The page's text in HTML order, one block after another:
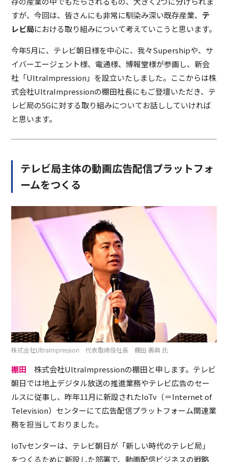
すが、今回は、皆さんにも非常に馴染み深い既存産業、 テ
レビ局における取り組みについて考えていこうと思います。
今年5月に、テレビ朝日様を中心に、我々Supershipや、サ
イバーエージェント様、電通様、博報堂様が参画し、新会
社「UltraImpression」を設立いたしました。ここからは株
式会社UltraImpressionの棚田社長にもご登壇いただき、テ
レビ局の5Gに対する取り組みについてお話ししていければ
と思います。
テレビ局主体の動画広告配信プラットフォ
ームをつくる
株式会社UltraImpression 代表取締役社長 棚田 壽典 氏
棚田 株式会社UltraImpressionの棚田と申します。テレビ
朝日では地上デジタル放送の推進業務やテレビ広告のセー
ルスに従事し、昨年11月に新設されたIoTv（＝Internet of
Television）センターにて広告配信プラットフォーム関連業
務を担当しておりました。
IoTvセンターは、テレビ朝日が「新しい時代のテレビ局」
をつくるために新設した部署で、動画配信ビジネスの戦略